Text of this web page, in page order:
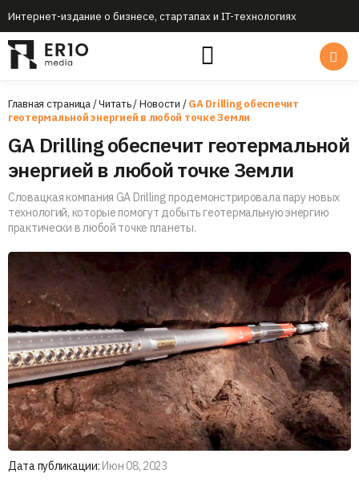
Интернет-издание о бизнесе, стартапах и IT-технологиях
Главная страница/Читать/Новости /GA Drilling обеспечит
геотермальной энергией в любой точке Земли
GA Drilling обеспечит геотермальной
энергией в любой точке Земли
Словацкая компания GA Drilling продемонстрировала пару новых
технологий, которые помогут добыть геотермальную энергию
практически в любой точке планеты.
Дата публикации: Июн 08, 2023